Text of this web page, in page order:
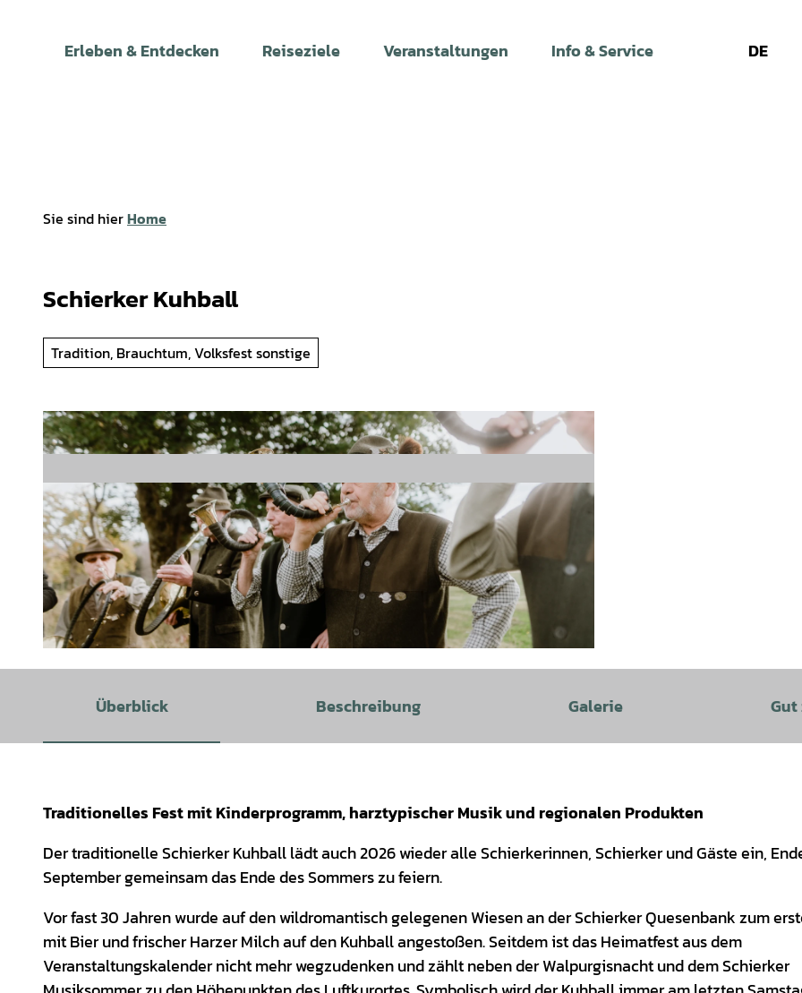
Erleben & Entdecken Reiseziele Veranstaltungen Info & Service DE
Sie sind hierHome
Schierker Kuhball
Tradition, Brauchtum, Volksfest sonstige
Überblick Beschreibung Galerie Gut
Traditionelles Fest mit Kinderprogramm, harztypischer Musik und regionalen Produkten
Der traditionelle Schierker Kuhball lädt auch 2026 wieder alle Schierkerinnen, Schierker und Gäste ein,
September gemeinsam das Ende des Sommers zu feiern.
Vor fast 30 Jahren wurde auf den wildromantisch gelegenen Wiesen an der Schierker Quesenbank zum
mit Bier und frischer Harzer Milch auf den Kuhball angestoßen. Seitdem ist das Heimatfest aus dem
Veranstaltungskalender nicht mehr wegzudenken und zählt neben der Walpurgisnacht und dem Schierker